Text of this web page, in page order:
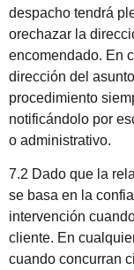
despacho tendrá
orechazar la
encomendado. En
dirección del
procedimiento
notificándolo por
o administrativo.
7.2 Dado que la
se basa en la
intervención
cliente. En
cuando concurran